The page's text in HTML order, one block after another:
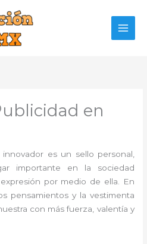
en
es un sello personal,
importante en la sociedad
por medio de ella. En
pensamientos y la vestimenta
con más fuerza, valentía y